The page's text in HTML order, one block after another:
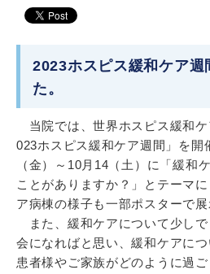
2023ホスピス緩和ケア週
た。
当院では、世界ホスピス緩和
023ホスピス緩和ケア週間」を開
（金）～10月14（土）に「緩和
ことがありますか？」とテーマ
ア病棟の様子も一部ポスターで展
また、緩和ケアについて少し
会になればと思い、緩和ケアに
患者様やご家族がどのように過